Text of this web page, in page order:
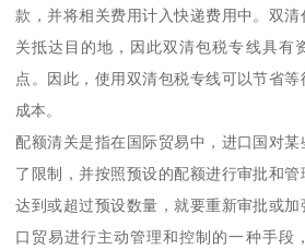
款，并将相关费用计入快递费用中。双
关抵达目的地，因此双清包税专线具有
点。因此，使用双清包税专线可以节省
成本。
配额清关是指在国际贸易中，进口国对
了限制，并按照预设的配额进行审批和
达到或超过预设数量，就要重新审批或
口贸易进行主动管理和控制的一种手段